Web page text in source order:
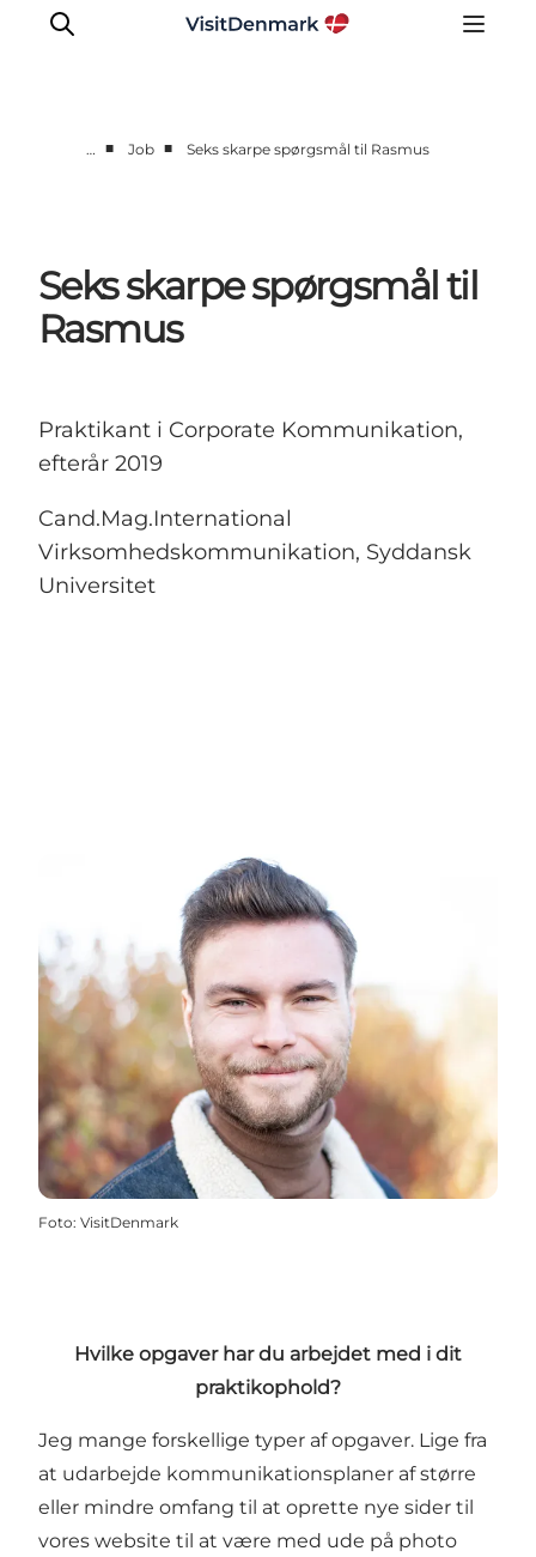
Videncenter
Aktiviteter
Brandmanual
… ■ Job ■ Seks skarpe spørgsmål til Rasmus
Seks skarpe spørgsmål til
Rasmus
Praktikant i Corporate Kommunikation,
efterår 2019
Cand.Mag.International
Virksomhedskommunikation, Syddansk
Universitet
Foto: VisitDenmark
Hvilke opgaver har du arbejdet med i dit
praktikophold?
Jeg mange forskellige typer af opgaver. Lige fra
at udarbejde kommunikationsplaner af større
eller mindre omfang til at oprette nye sider til
vores website til at være med ude på photo